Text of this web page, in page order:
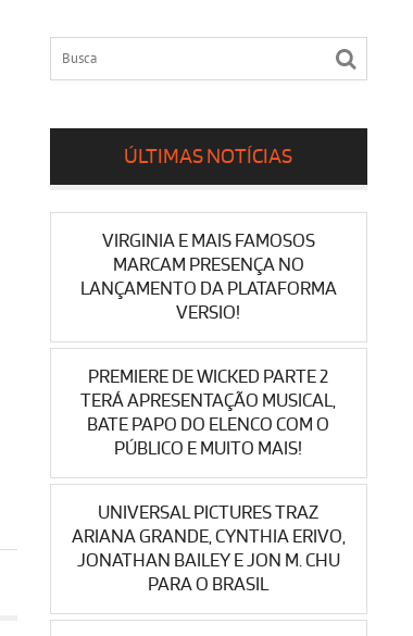
ÚLTIMAS NOTÍCIAS
VIRGINIA E MAIS FAMOSOS
MARCAM PRESENÇA NO
LANÇAMENTO DA PLATAFORMA
VERSIO!
PREMIERE DE WICKED PARTE 2
TERÁ APRESENTAÇÃO MUSICAL,
BATE PAPO DO ELENCO COM O
PÚBLICO E MUITO MAIS!
UNIVERSAL PICTURES TRAZ
ARIANA GRANDE, CYNTHIA ERIVO,
JONATHAN BAILEY E JON M. CHU
PARA O BRASIL